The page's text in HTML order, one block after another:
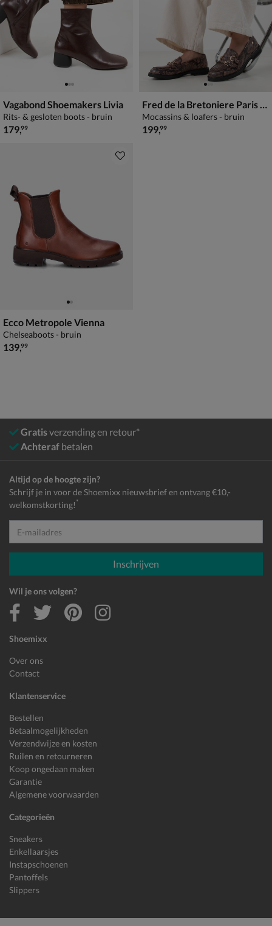
Vagabond Shoemakers Livia
Rits- & gesloten boots - bruin
€ 179,99
179,99
Fred de la Bretoniere Paris Grive
Mocassins & loafers - bruin
€ 199,99
199,99
Ecco Metropole Vienna
Chelseaboots - bruin
€ 139,99
139,99
Gratisverzending en retour*
Achteraf betalen
Shoemixx
Over ons
Contact
Klantenservice
Bestellen
Betaalmogelijkheden
Verzendwijze en kosten
Ruilen en retourneren
Koop ongedaan maken
Garantie
Algemene voorwaarden
Categorieën
Sneakers
Enkellaarsjes
Instapschoenen
Pantoffels
Slippers
Altijd op de hoogte zijn?
Schrijf je in voor de Shoemixx nieuwsbrief en ontvang €10,-
welkomstkorting! *
E-mailadres
Inschrijven
Wil je ons volgen?